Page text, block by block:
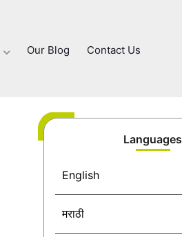
Our Blog Contact Us
Languages
English
मराठी